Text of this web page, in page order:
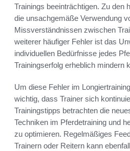
Trainings beeinträchtigen. Zu den
die unsachgemäße Verwendung
Missverständnissen zwischen
weiterer häufiger Fehler ist das
individuellen Bedürfnisse jedes
Trainingserfolg erheblich mindern
Um diese Fehler im
wichtig, dass Trainer sich
Trainingstipps betrachten die
Techniken im Pferdetraining und
zu optimieren. Regelmäßiges
Trainern oder Reitern kann